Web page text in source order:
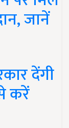
जानें
देंगी
करें